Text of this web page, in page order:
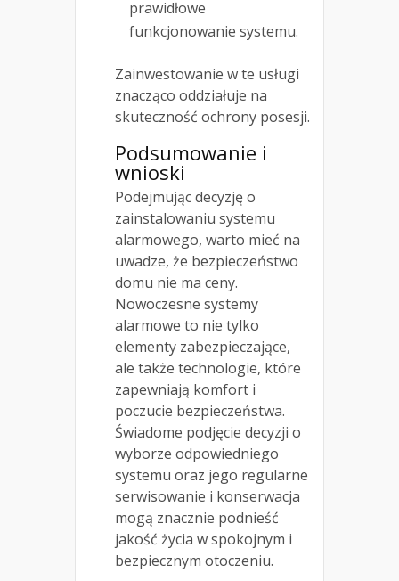
prawidłowe
funkcjonowanie systemu.
Zainwestowanie w te usługi
znacząco oddziałuje na
skuteczność ochrony posesji.
Podsumowanie i
wnioski
Podejmując decyzję o
zainstalowaniu systemu
alarmowego, warto mieć na
uwadze, że bezpieczeństwo
domu nie ma ceny.
Nowoczesne systemy
alarmowe to nie tylko
elementy zabezpieczające,
ale także technologie, które
zapewniają komfort i
poczucie bezpieczeństwa.
Świadome podjęcie decyzji o
wyborze odpowiedniego
systemu oraz jego regularne
serwisowanie i konserwacja
mogą znacznie podnieść
jakość życia w spokojnym i
bezpiecznym otoczeniu.